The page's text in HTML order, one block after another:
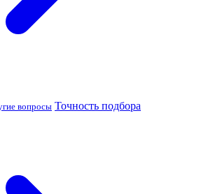
вопросы Точность подбора